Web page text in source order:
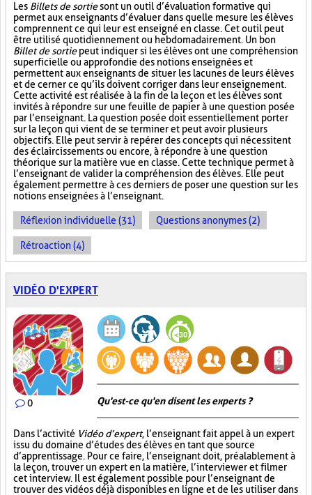
Les Billets de sortiesont un outil d’évaluation formative qui
permet aux enseignants d’évaluer dans quelle mesure les élèves
comprennent ce qui leur est enseigné en classe. Cet outil peut
être utilisé quotidiennement ou hebdomadairement. Un bon
Billet de sortiepeut indiquer si les élèves ont une compréhension
superficielle ou approfondie des notions enseignées et
permettent aux enseignants de situer les lacunes de leurs élèves
et de cerner ce qu’ils doivent corriger dans leur enseignement.
Cette activité est réalisée à la fin de la leçon et les élèves sont
invités à répondre sur une feuille de papier à une question posée
par l’enseignant. La question posée doit essentiellement porter
sur la leçon qui vient de se terminer et peut avoir plusieurs
objectifs. Elle peut servir à repérer des concepts qui nécessitent
des éclaircissements ou encore, à répondre à une question
théorique sur la matière vue en classe. Cette technique permet à
l’enseignant de valider la compréhension des élèves. Elle peut
également permettre à ces derniers de poser une question sur les
notions enseignées à l’enseignant.
Réflexion individuelle (31) Questions anonymes (2)
Rétroaction (4)
VIDÉO D'EXPERT
0 Qu'est-ce qu'en disent les experts ?
Dans l’activité Vidéo d’expert, l’enseignant fait appel à un expert
issu du domaine d’études des élèves en tant que source
d’apprentissage. Pour ce faire, l’enseignant doit, préalablement à
la leçon, trouver un expert en la matière, l’interviewer et filmer
cet interview. Il est également possible pour l’enseignant de
trouver des vidéos déjà disponibles en ligne et de les utiliser dans